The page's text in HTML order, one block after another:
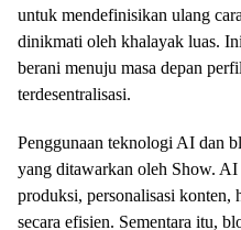
untuk mendefinisikan ulang cara
dinikmati oleh khalayak luas.
berani menuju masa depan
terdesentralisasi.
Penggunaan teknologi AI dan
yang ditawarkan oleh Show. AI
produksi, personalisasi konten,
secara efisien. Sementara itu,